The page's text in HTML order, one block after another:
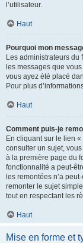
l’utilisateur.
Haut
Pourquoi mon
Les administrateurs du
les messages que
vous ayez été placé
Pour plus
Haut
Comment puis-je
En cliquant sur le lien
consulter un sujet,
à la première page du
fonctionnalité a peut-
les remontées n’a
remonter le sujet
tout en respectant les
Haut
Mise en forme et